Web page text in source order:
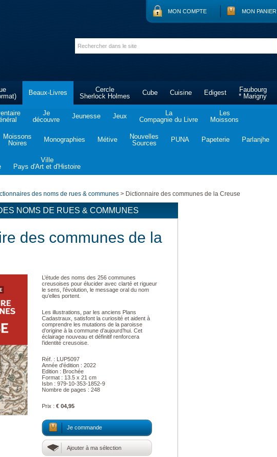
MON COMPTE MON PANIER
Beaux-Livres
Cercle
Sherlock Holmes
Cube Cuisine Edigest
Faubourg
* Marigny
Je
découvre
Jeunesse Jeux
La
Compagnie du Livre
Les
Moissons
Moissons
Noires
Monographies Métive
Nouvelles
Sources
PUNA Papeterie Parlanjhe
Ville
Pays d'Art et d'Histoire
des noms de rues & communes > Dictionnaire des communes de la Creuse
NOMS DE RUES & COMMUNES
des communes de la
L’étude des noms des 256 communes
creusoises pour élucider avec clarté et rigueur
le sens, l’évolution, le message oral du nom
qu’elles portent.
Les illustrations, par les anciens Plans
Cadastraux, satisfont la curiosité et aident à
comprendre les mutations de la paroisse
d’origine à la commune d’aujourd’hui. Cet
éclairage nouveau et définitif renforcera
l’identité creusoise.
Réf. : LUP5097
Année d'édition : 2022
Edition : Brochée
Format : 13.5 x 21 cm
Isbn : 979-10-353-1852-9
Nombre de pages : 248
Prix : € 04,95
Je commande
Ajouter à ma sélection